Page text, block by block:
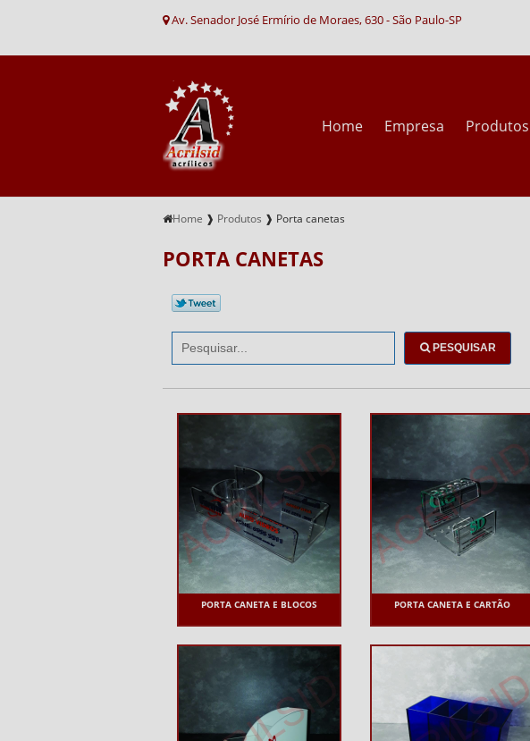
Av. Senador José Ermírio de Moraes, 630 - São Paulo-SP
Home Empresa Produtos
Home ❱ Produtos ❱ Porta canetas
PORTA CANETAS
PESQUISAR
PORTA CANETA E BLOCOS PORTA CANETA E CARTÃO